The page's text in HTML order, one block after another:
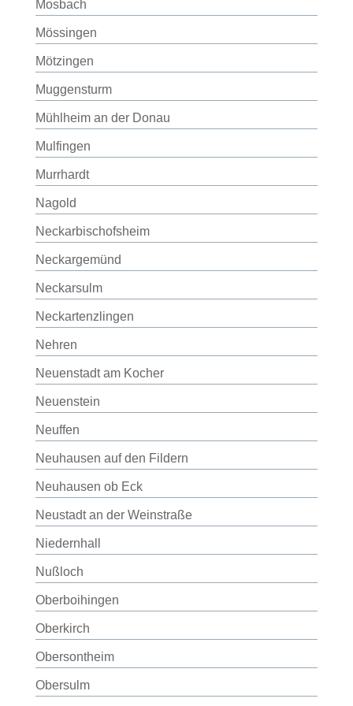
Mosbach
Mössingen
Mötzingen
Muggensturm
Mühlheim an der Donau
Mulfingen
Murrhardt
Nagold
Neckarbischofsheim
Neckargemünd
Neckarsulm
Neckartenzlingen
Nehren
Neuenstadt am Kocher
Neuenstein
Neuffen
Neuhausen auf den Fildern
Neuhausen ob Eck
Neustadt an der Weinstraße
Niedernhall
Nußloch
Oberboihingen
Oberkirch
Obersontheim
Obersulm